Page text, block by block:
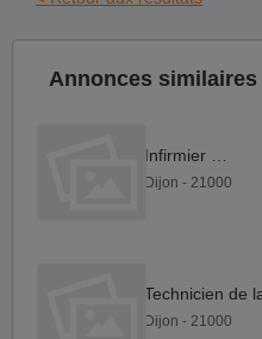
Annonces similaires
Dijon - 21000
Dijon - 21000